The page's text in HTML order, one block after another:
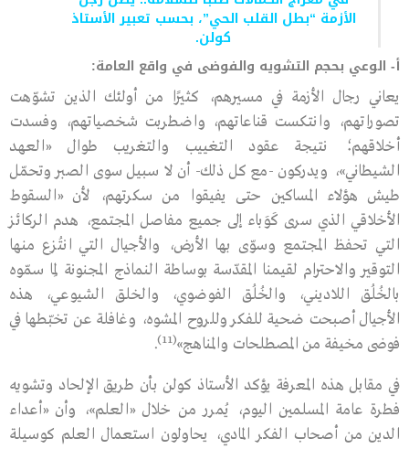
الأزمة “بطل القلب الحي”، بحسب تعبير الأستاذ
كولن.
أ- الوعي بحجم التشويه والفوضى في واقع العامة:
يعاني رجال الأزمة في مسيرهم، كثيرًا من أولئك الذين تشوّهت
تصوراتهم، وانتكست قناعاتهم، واضطربت شخصياتهم، وفسدت
أخلاقهم؛ نتيجة عقود التغييب والتغريب طوال «العهد
الشيطاني»، ويدركون -مع كل ذلك- أن لا سبيل سوى الصبر وتحمّل
طيش هؤلاء المساكين حتى يفيقوا من سكرتهم، لأن «السقوط
الأخلاقي الذي سرى كَوَباء إلى جميع مفاصل المجتمع، هدم الركائز
التي تحفظ المجتمع وسوّى بها الأرض، والأجيال التي انتُزع منها
التوقير والاحترام لقيمنا المقدّسة بوساطة النماذج المجنونة لِما سمّوه
بالخُلُق اللاديني، والخُلُق الفوضوي، والخلق الشيوعي، هذه
الأجيال أصبحت ضحية للفكر وللروح المشوه، وغافلة عن تخبّطها في
فوضى مخيفة من المصطلحات والمناهج»(11)
.
في مقابل هذه المعرفة يؤكد الأستاذ كولن بأن طريق الإلحاد وتشويه
فطرة عامة المسلمين اليوم، يُمرر من خلال «العلم»، وأن «أعداء
الدين من أصحاب الفكر المادي، يحاولون استعمال العلم كوسيلة